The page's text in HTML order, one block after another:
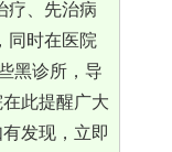
疗、先治病
同时在医院
黑诊所，导
此提醒广大
发现，立即